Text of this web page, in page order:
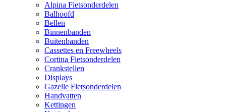
Alpina Fietsonderdelen
Balhoofd
Bellen
Binnenbanden
Buitenbanden
Cassettes en Freewheels
Cortina Fietsonderdelen
Crankstellen
Displays
Gazelle Fietsonderdelen
Handvatten
Kettingen